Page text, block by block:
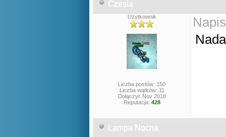
Czesia
Użytkownik
Liczba postów: 150
Liczba wątków: 11
Dołączył: Nov 2018
Reputacja: 428
Lampa Nocna